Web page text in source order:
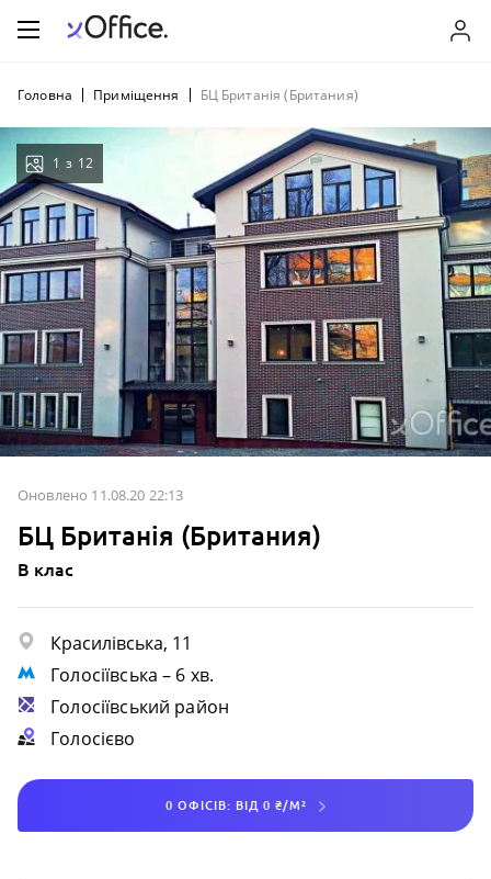
Головна Приміщення БЦ Британія (Британия)
Оновлено 11.08.20 22:13
БЦ Британія (Британия)
B клас
Красилівська, 11
Голосіївська – 6 хв.
Голосіївський район
Голосієво
0 ОФІСІВ: ВІД 0 ₴/М²
1 з 12